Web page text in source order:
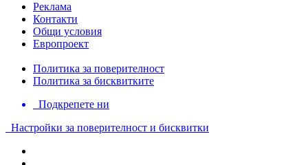
Реклама
Контакти
Общи условия
Европроект
Политика за поверителност
Политика за бисквитките
Подкрепете ни
Настройки за поверителност и бисквитки